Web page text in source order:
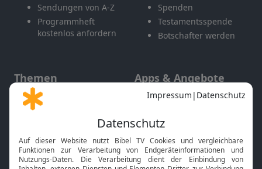
Sendungen von A-Z
Programmheft
kostenlos anfordern
Spenden
Testamentsspende
Botschafter werden
Themen
Gott und Bibel erklärt
Neuigkeiten
Apps & Angebote
Mobile App
Smart TV
HbbTV